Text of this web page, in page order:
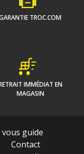
TROC.COM
IMMÉDIAT EN
MAGASIN
vous guide
Contact